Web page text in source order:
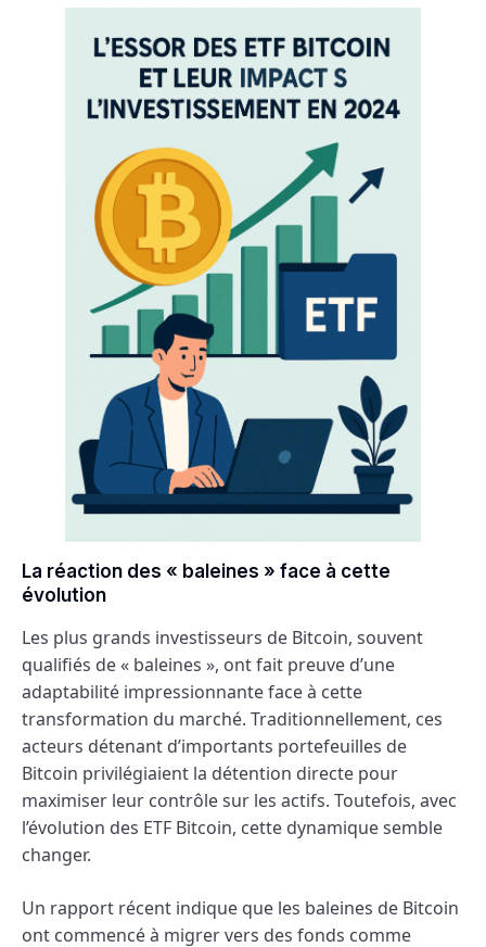
La réaction des « baleines » face à cette
évolution
Les plus grands investisseurs de Bitcoin, souvent
qualifiés de « baleines », ont fait preuve d’une
adaptabilité impressionnante face à cette
transformation du marché. Traditionnellement, ces
acteurs détenant d’importants portefeuilles de
Bitcoin privilégiaient la détention directe pour
maximiser leur contrôle sur les actifs. Toutefois, avec
l’évolution des ETF Bitcoin, cette dynamique semble
changer.
Un rapport récent indique que les baleines de Bitcoin
ont commencé à migrer vers des fonds comme